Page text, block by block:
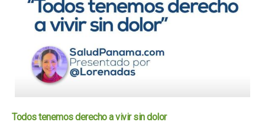
Todos tenemos derecho a vivir sin dolor